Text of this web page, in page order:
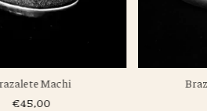
Machi
€45,00